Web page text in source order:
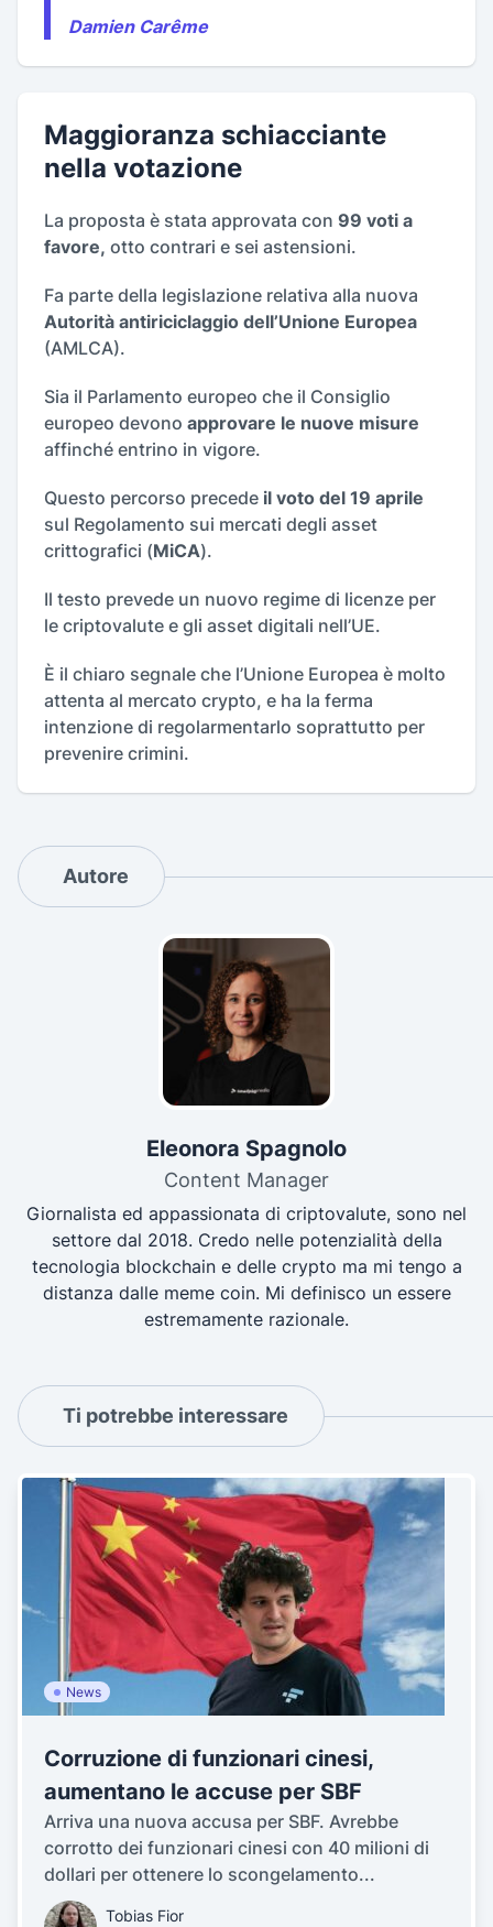
Damien Carême
Maggioranza schiacciante
nella votazione
La proposta è stata approvata con 99 voti a
favore, otto contrari e sei astensioni.
Fa parte della legislazione relativa alla nuova
Autorità antiriciclaggio dell’Unione Europea
(AMLCA).
Sia il Parlamento europeo che il Consiglio
europeo devono approvare le nuove misure
affinché entrino in vigore.
Questo percorso precede il voto del 19 aprile
sul Regolamento sui mercati degli asset
crittografici (MiCA).
Il testo prevede un nuovo regime di licenze per
le criptovalute e gli asset digitali nell’UE.
È il chiaro segnale che l’Unione Europea è molto
attenta al mercato crypto, e ha la ferma
intenzione di regolarmentarlo soprattutto per
prevenire crimini.
Autore
Eleonora Spagnolo
Content Manager
Giornalista ed appassionata di criptovalute, sono nel
settore dal 2018. Credo nelle potenzialità della
tecnologia blockchain e delle crypto ma mi tengo a
distanza dalle meme coin. Mi definisco un essere
estremamente razionale.
Ti potrebbe interessare
News
Corruzione di funzionari cinesi,
aumentano le accuse per SBF
Arriva una nuova accusa per SBF. Avrebbe
corrotto dei funzionari cinesi con 40 milioni di
dollari per ottenere lo scongelamento...
Tobias Fior